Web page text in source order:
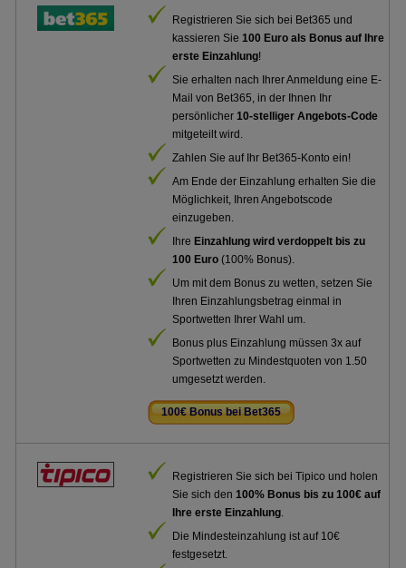
Registrieren Sie sich bei Bet365 und
kassieren Sie100 Euro als Bonus auf Ihre
erste Einzahlung!
Sie erhalten nach Ihrer Anmeldung eine E-
Mail von Bet365, in der Ihnen Ihr
persönlicher10-stelliger Angebots-Code
mitgeteilt wird.
Zahlen Sie auf Ihr Bet365-Konto ein!
Am Ende der Einzahlung erhalten Sie die
Möglichkeit, Ihren Angebotscode
einzugeben.
Ihre Einzahlung wird verdoppelt bis zu
100 Euro (100% Bonus).
Um mit dem Bonus zu wetten, setzen Sie
Ihren Einzahlungsbetrag einmal in
Sportwetten Ihrer Wahl um.
Bonus plus Einzahlung müssen 3x auf
Sportwetten zu Mindestquoten von 1.50
umgesetzt werden.
100€ Bonus bei Bet365
Registrieren Sie sich bei Tipico und holen
Sie sich den100% Bonus bis zu 100€ auf
Ihre erste Einzahlung.
Die Mindesteinzahlung ist auf 10€
festgesetzt.